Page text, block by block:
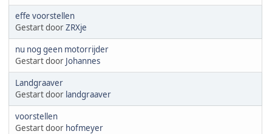
effe voorstellen
Gestart doorZRXje
nu nog geen motorrijder
Gestart door Johannes
Landgraaver
Gestart door landgraaver
voorstellen
Gestart door hofmeyer